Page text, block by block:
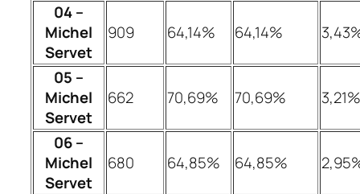
04 –
Michel
Servet
909 64,14% 64,14%
05 –
Michel
Servet
662 70,69% 70,69% 3,21%
06 –
Michel
Servet
680 64,85% 64,85%